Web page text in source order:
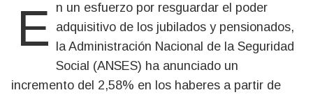
En un esfuerzo por resguardar el poder adquisitivo de los jubilados y pensionados,
la Administración Nacional de la Seguridad
Social (ANSES) ha anunciado un
incremento del 2,58% en los haberes a partir de